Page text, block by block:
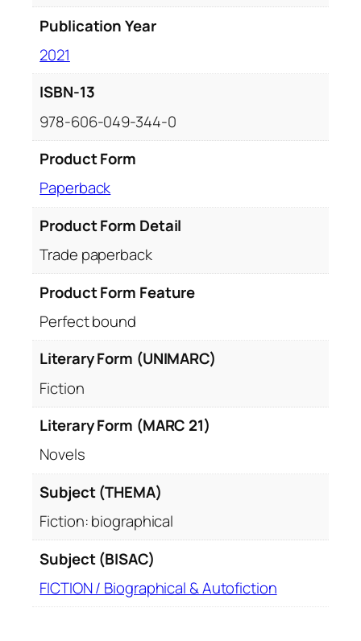
Publication Year
2021
ISBN-13
978-606-049-344-0
Product Form
Paperback
Product Form Detail
Trade paperback
Product Form Feature
Perfect bound
Literary Form (UNIMARC)
Fiction
Literary Form (MARC 21)
Novels
Subject (THEMA)
Fiction: biographical
Subject (BISAC)
FICTION / Biographical & Autofiction